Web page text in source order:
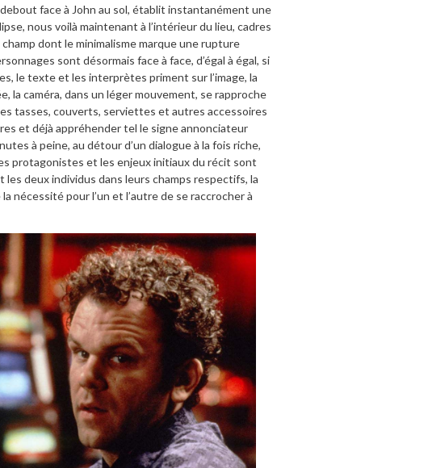
face à John au sol, établit instantanément une
nous voilà maintenant à l’intérieur du lieu, cadres
dont le minimalisme marque une rupture
sont désormais face à face, d’égal à égal, si
le texte et les interprètes priment sur l’image, la
la caméra, dans un léger mouvement, se rapproche
tasses, couverts, serviettes et autres accessoires
et déjà appréhender tel le signe annonciateur
à peine, au détour d’un dialogue à la fois riche,
protagonistes et les enjeux initiaux du récit sont
deux individus dans leurs champs respectifs, la
nécessité pour l’un et l’autre de se raccrocher à